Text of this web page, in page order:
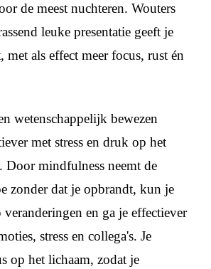
de meest nuchteren. Wouters
leuke presentatie geeft je
met als effect meer focus, rust én
wetenschappelijk bewezen
met stress en druk op het
Door mindfulness neemt de
zonder dat je opbrandt, kun je
veranderingen en ga je effectiever
stress en collega's. Je
op het lichaam, zodat je